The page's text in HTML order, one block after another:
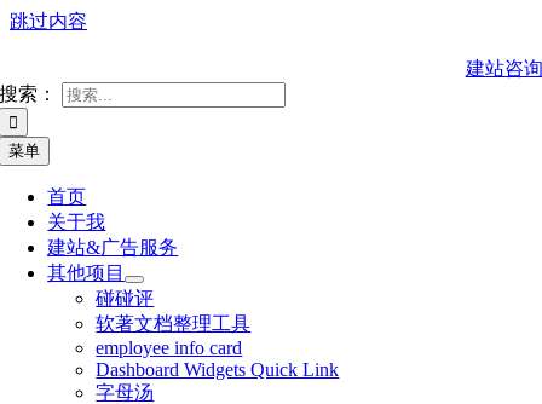
跳过内容
建站咨询
搜索：
菜单
首页
关于我
建站&广告服务
其他项目
碰碰评
软著文档整理工具
employee info card
Dashboard Widgets Quick Link
字母汤